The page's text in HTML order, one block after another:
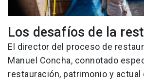
Los desafíos de la
El director del proceso de
Manuel Concha, connotado
restauración, patrimonio y